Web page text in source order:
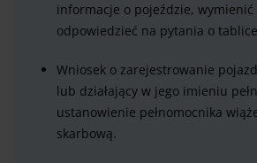
informacje o pojeździe, wymienić
odpowiedzieć na pytania o
Wniosek o zarejestrowanie
lub działający w jego imieniu
ustanowienie pełnomocnika
skarbową.